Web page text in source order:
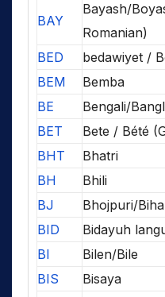
BAY
Bayash/
Romanian)
BED
bedawiyet /
BEM
Bemba
BE
Bengali/
BET
Bete / Bété
BHT
Bhatri
BH
Bhili
BJ
Bhojpuri/
BID
Bidayuh
BI
Bilen/Bile
BIS
Bisaya